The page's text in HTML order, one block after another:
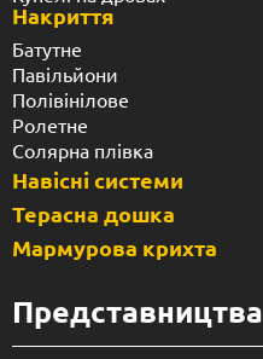
Накриття
Батутне
Павільйони
Полівінілове
Ролетне
Солярна плівка
Навісні системи
Терасна дошка
Мармурова крихта
Представництва